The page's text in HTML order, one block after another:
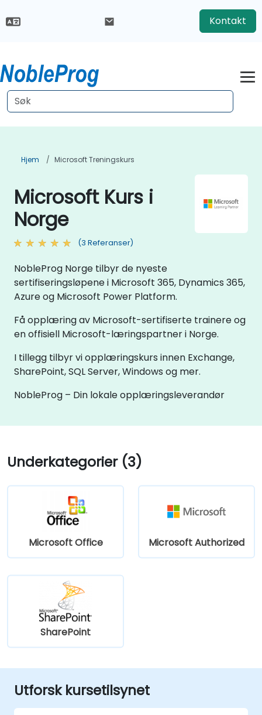
Kontakt
Hjem Microsoft Treningskurs
Microsoft Kurs i
Norge
(3 Referanser)
NobleProg Norge tilbyr de nyeste
sertifiseringsløpene i Microsoft 365, Dynamics 365,
Azure og Microsoft Power Platform.
Få opplæring av Microsoft-sertifiserte trainere og
en offisiell Microsoft-læringspartner i Norge.
I tillegg tilbyr vi opplæringskurs innen Exchange,
SharePoint, SQL Server, Windows og mer.
NobleProg – Din lokale opplæringsleverandør
Underkategorier (3)
Microsoft Office Microsoft Authorized
SharePoint
Utforsk kursetilsynet